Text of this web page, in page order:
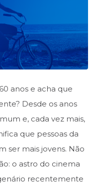
anos e acha que
Desde os anos
e, cada vez mais,
que pessoas da
ser mais jovens. Não
o astro do cinema
recentemente